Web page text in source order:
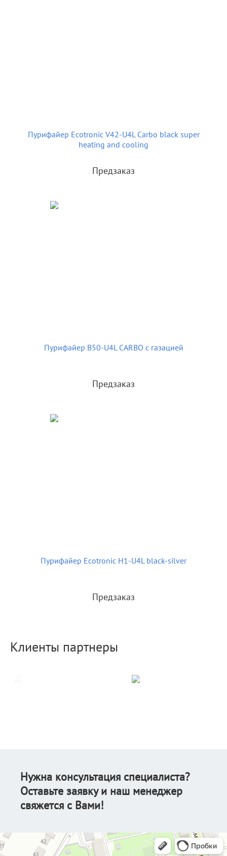
Пурифайер Ecotronic V42-U4L Carbo black super
heating and cooling
Предзаказ
Пурифайер B50-U4L CARBO с газацией
Предзаказ
Пурифайер Ecotronic H1-U4L black-silver
Предзаказ
Клиенты партнеры
Нужна консультация специалиста?
Оставьте заявку и наш менеджер
свяжется с Вами!